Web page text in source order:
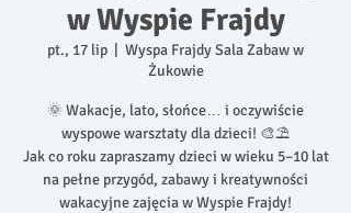
w Wyspie Frajdy
pt., 17 lip
Wyspa Frajdy Sala Zabaw w
Żukowie
🌞 Wakacje, lato, słońce… i oczywiście
wyspowe warsztaty dla dzieci! 🎨⛱️
Jak co roku zapraszamy dzieci w wieku 5–10 lat
na pełne przygód, zabawy i kreatywności
wakacyjne zajęcia w Wyspie Frajdy!